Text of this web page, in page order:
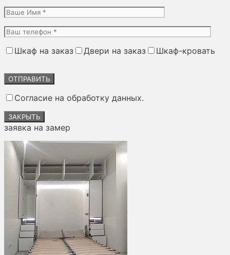
Шкаф на заказ Двери на заказ
Шкаф-кровать
это
пустым.
Согласие на обработку данных.
ЗАКРЫТЬ
заявка на замер